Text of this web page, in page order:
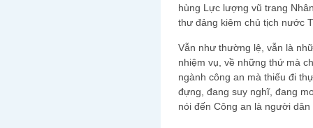
hùng Lực lượng vũ trang
thư đảng kiêm chủ tịch nước
Vẫn như thường lệ, vẫn là
nhiệm vụ, về những thứ mà
ngành công an mà thiếu đi
đựng, đang suy nghĩ, đang
nói đến Công an là người